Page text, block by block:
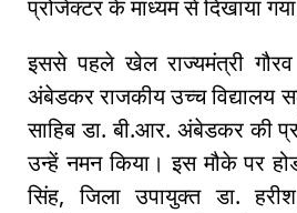
प्रोजेक्टर के माध्यम से दिखाया
इससे पहले खेल राज्यमंत्री गौरव
अंबेडकर राजकीय उच्च विद्यालय
साहिब डा. बी.आर. अंबेडकर की
उन्हें नमन किया। इस मौके पर
सिंह, जिला उपायुक्त डा.